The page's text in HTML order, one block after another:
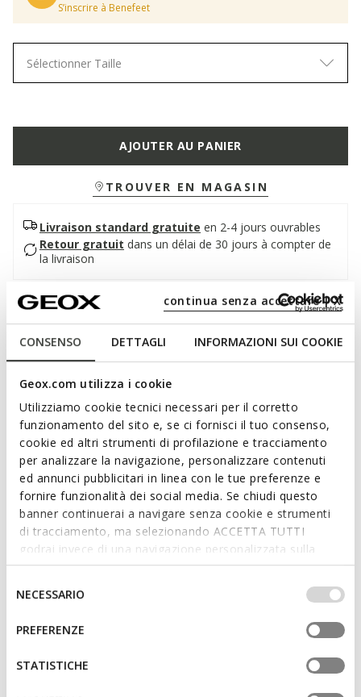
CONSENSO DETTAGLI INFORMAZIONI SUI COOKIE
Geox.com utilizza i cookie
Utilizziamo cookie tecnici necessari per il corretto
funzionamento del sito e, se ci fornisci il tuo consenso,
cookie ed altri strumenti di profilazione e tracciamento
per analizzare la navigazione, personalizzare contenuti
ed annunci pubblicitari in linea con le tue preferenze e
fornire funzionalità dei social media. Se chiudi questo
banner continuerai a navigare senza cookie e strumenti
di tracciamento, ma selezionando ACCETTA TUTTI
godrai invece di una navigazione personalizzata sulla
base dei tuoi gusti ed interessi. Selezionando
IMPOSTAZIONI potrai anche scegliere quali cookies ed
altri strumenti di tracciamento autorizzare. Per maggiori
informazioni o per modificare in qualsiasi momento le
tue impostazioni, visita la nostra
del
consenso
NECESSARIO
PREFERENZE
STATISTICHE
continua senza accettare | X
S’inscrire à Benefeet
Sélectionner Taille
AJOUTER AU PANIER
TROUVER EN MAGASIN
Livraison standard gratuite en 2-4 jours ouvrables
Retour gratuit dans un délai de 30 jours à compter de
la livraison
Description
Chaussure formelle pour homme, alliant Confort et style
rehausse l'élégance. Léger et respirant, Iacopo est conçue
pour enrichir les looks professionnels et les occasions
importantes.
CODE PRODUIT:U659GA00043C6001
Lire plus
Caractéristiques
En achetant ce produit, vous soutenez les
tanneries certifiées Leather Working Group